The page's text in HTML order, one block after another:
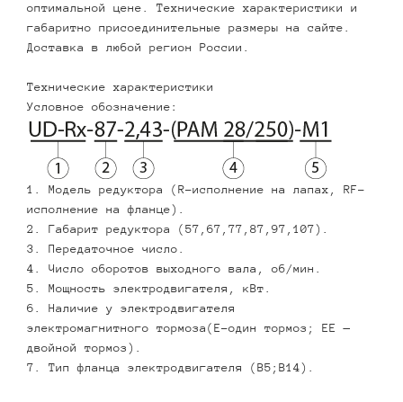
оптимальной цене. Технические характеристики и
габаритно присоединительные размеры на сайте.
Доставка в любой регион России.
Технические характеристики
Условное обозначение:
1. Модель редуктора (R-исполнение на лапах, RF-
исполнение на фланце).
2. Габарит редуктора (57,67,77,87,97,107).
3. Передаточное число.
4. Число оборотов выходного вала, об/мин.
5. Мощность электродвигателя, кВт.
6. Наличие у электродвигателя
электромагнитного тормоза(E-один тормоз; EE —
двойной тормоз).
7. Тип фланца электродвигателя (В5;В14).